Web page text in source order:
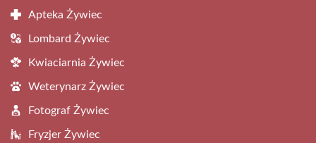
Apteka Żywiec
Lombard Żywiec
Kwiaciarnia Żywiec
Weterynarz Żywiec
Fotograf Żywiec
Fryzjer Żywiec